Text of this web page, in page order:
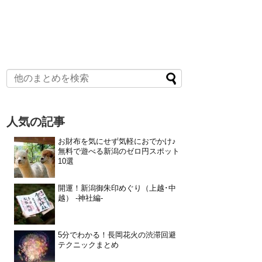
人気の記事
お財布を気にせず気軽におでかけ♪
無料で遊べる新潟のゼロ円スポット
10選
開運！新潟御朱印めぐり（上越･中
越） -神社編-
5分でわかる！長岡花火の渋滞回避
テクニックまとめ